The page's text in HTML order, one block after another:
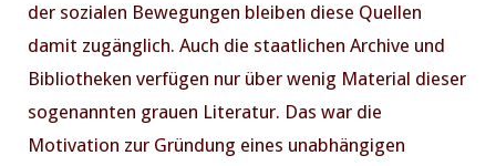
der sozialen Bewegungen bleiben diese Quellen
damit zugänglich. Auch die staatlichen Archive und
Bibliotheken verfügen nur über wenig Material dieser
sogenannten grauen Literatur. Das war die
Motivation zur Gründung eines unabhängigen